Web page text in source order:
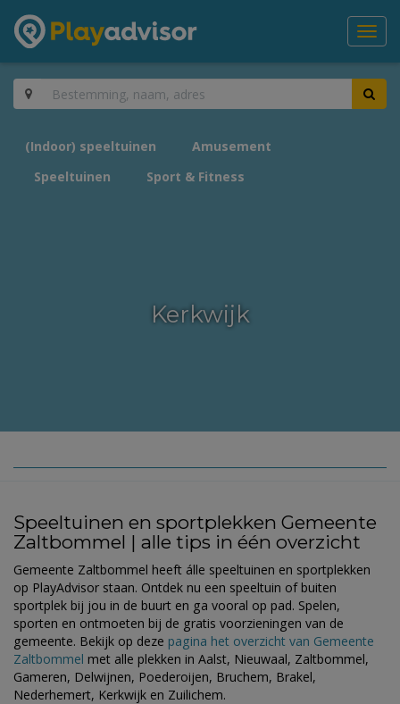
(Indoor) speeltuinen
Amusement
Speeltuinen
Sport & Fitness
Kerkwijk
Speeltuinen en sportplekken Gemeente
Zaltbommel | alle tips in één overzicht
Gemeente Zaltbommel heeft álle speeltuinen en sportplekken
op PlayAdvisor staan. Ontdek nu een speeltuin of buiten
sportplek bij jou in de buurt en ga vooral op pad. Spelen,
sporten en ontmoeten bij de gratis voorzieningen van de
gemeente. Bekijk op deze pagina het overzicht van Gemeente
Zaltbommel met alle plekken in Aalst, Nieuwaal, Zaltbommel,
Gameren, Delwijnen, Poederoijen, Bruchem, Brakel,
Nederhemert, Kerkwijk en Zuilichem.